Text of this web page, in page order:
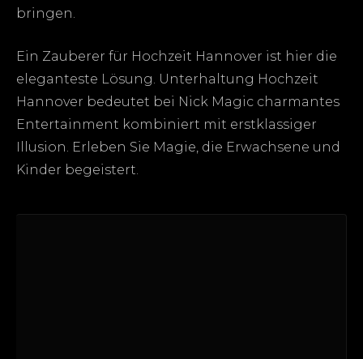
bringen.
Ein Zauberer für Hochzeit Hannover ist hier die
eleganteste Lösung. Unterhaltung Hochzeit
Hannover bedeutet bei Nick Magic charmantes
Entertainment kombiniert mit erstklassiger
Illusion. Erleben Sie Magie, die Erwachsene und
Kinder begeistert.